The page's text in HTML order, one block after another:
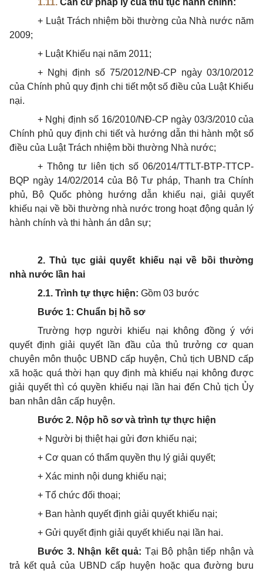
1.11. Căn cứ pháp lý của thủ tục hành chính:
+ Luật Trách nhiệm bồi thường của Nhà nước năm
2009;
+ Luật Khiếu nại năm 2011;
+ Nghị định số 75/2012/NĐ-CP ngày 03/10/2012
của Chính phủ quy định chi tiết một số điều của Luật Khiếu
nại.
+ Nghị định số 16/2010/NĐ-CP ngày 03/3/2010 của
Chính phủ quy định chi tiết và hướng dẫn thi hành một số
điều của Luật Trách nhiệm bồi thường Nhà nước;
+ Thông tư liên tịch số 06/2014/TTLT-BTP-TTCP-
BQP ngày 14/02/2014 của Bộ Tư pháp, Thanh tra Chính
phủ, Bộ Quốc phòng hướng dẫn khiếu nại, giải quyết
khiếu nại về bồi thường nhà nước trong hoạt động quản lý
hành chính và thi hành án dân sự;
2. Thủ tục giải quyết khiếu nại về bồi thường
nhà nước lần hai
2.1. Trình tự thực hiện: Gồm 03 bước
Bước 1: Chuẩn bị hồ sơ
Trường hợp người khiếu nại không đồng ý với
quyết định giải quyết lần đầu của thủ trưởng cơ quan
chuyên môn thuộc UBND cấp huyện, Chủ tịch UBND cấp
xã hoặc quá thời hạn quy định mà khiếu nại không được
giải quyết thì có quyền khiếu nại lần hai đến Chủ tịch Ủy
ban nhân dân cấp huyện.
Bước 2. Nộp hồ sơ và trình tự thực hiện
+ Người bị thiệt hại gửi đơn khiếu nại;
+ Cơ quan có thẩm quyền thụ lý giải quyết;
+ Xác minh nội dung khiếu nại;
+ Tổ chức đối thoại;
+ Ban hành quyết định giải quyết khiếu nại;
+ Gửi quyết định giải quyết khiếu nại lần hai.
Bước 3. Nhận kết quả: Tại Bộ phận tiếp nhận và
trả kết quả của UBND cấp huyện hoặc qua đường bưu